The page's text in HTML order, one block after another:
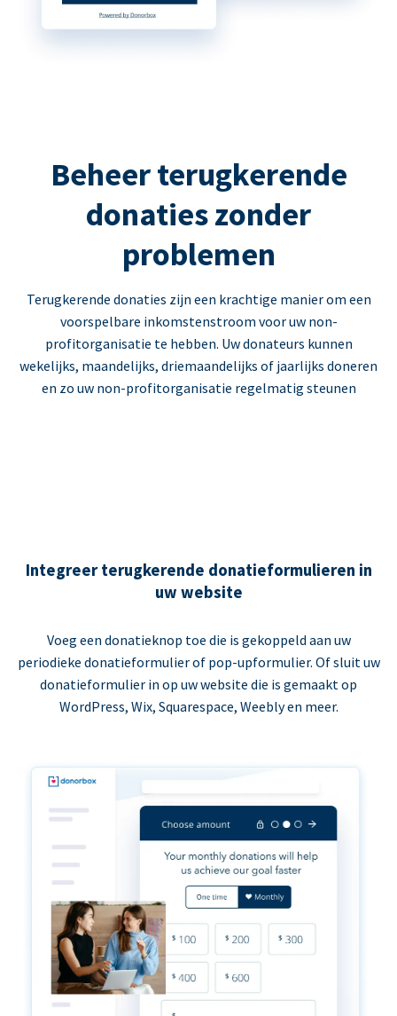
Beheer terugkerende
donaties zonder
problemen
Terugkerende donaties zijn een krachtige manier om een
voorspelbare inkomstenstroom voor uw non-
profitorganisatie te hebben. Uw donateurs kunnen
wekelijks, maandelijks, driemaandelijks of jaarlijks doneren
en zo uw non-profitorganisatie regelmatig steunen
Integreer terugkerende donatieformulieren in
uw website
Voeg een donatieknop toe die is gekoppeld aan uw
periodieke donatieformulier of pop-upformulier. Of sluit uw
donatieformulier in op uw website die is gemaakt op
WordPress, Wix, Squarespace, Weebly en meer.